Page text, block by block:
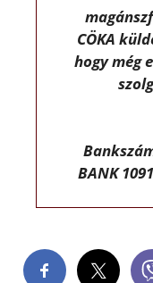
CÖKA
hogy még
BANK